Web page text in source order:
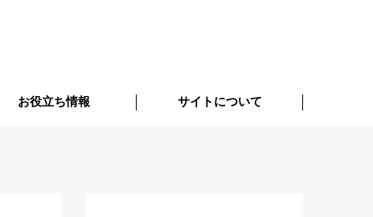
お役立ち情報 サイトについて